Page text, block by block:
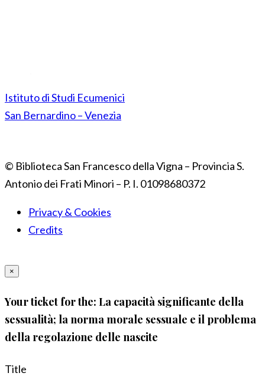
Istituto di Studi Ecumenici
San Bernardino – Venezia
© Biblioteca San Francesco della Vigna – Provincia S.
Antonio dei Frati Minori – P. I. 01098680372
Privacy & Cookies
Credits
×
Your ticket for the: La capacità significante della
sessualità; la norma morale sessuale e il problema
della regolazione delle nascite
Title